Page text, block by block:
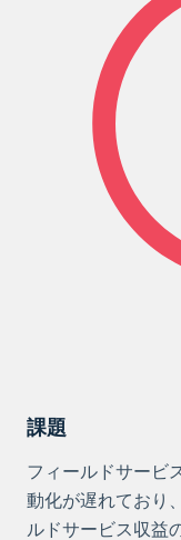
課題
フィールドサービ
動化が遅れており
ルドサービス収益